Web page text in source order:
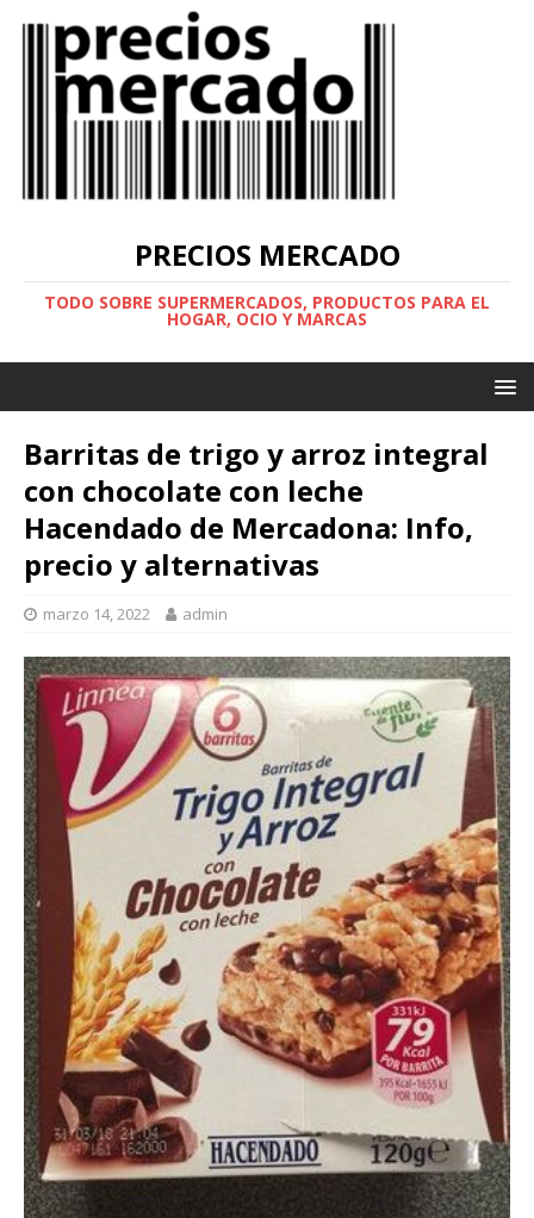
PRECIOS MERCADO
TODO SOBRE SUPERMERCADOS, PRODUCTOS PARA EL
HOGAR, OCIO Y MARCAS
Barritas de trigo y arroz integral
con chocolate con leche
Hacendado de Mercadona: Info,
precio y alternativas
marzo 14, 2022 admin